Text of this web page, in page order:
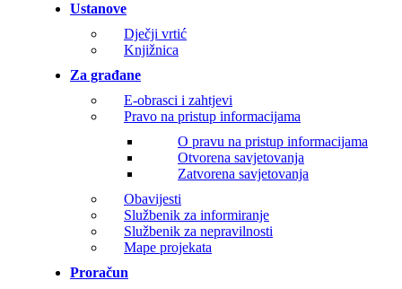
Ustanove
Dječji vrtić
Knjižnica
Za građane
E-obrasci i zahtjevi
Pravo na pristup informacijama
O pravu na pristup informacijama
Otvorena savjetovanja
Zatvorena savjetovanja
Obavijesti
Službenik za informiranje
Službenik za nepravilnosti
Mape projekata
Proračun